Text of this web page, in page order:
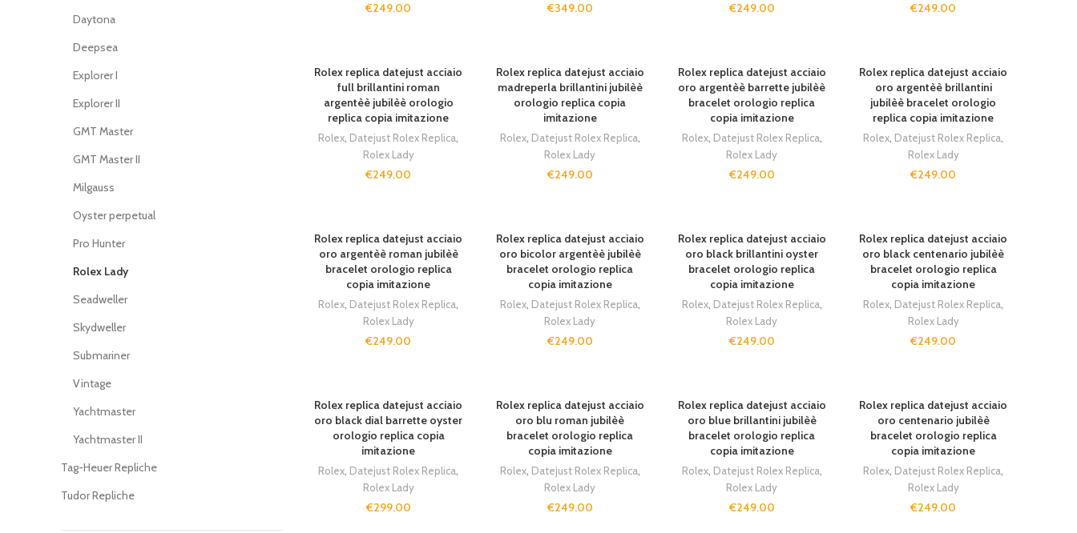
Daytona
Deepsea
Explorer I
Explorer II
GMT Master
GMT Master II
Milgauss
Oyster perpetual
Pro Hunter
Rolex Lady
Seadweller
Skydweller
Submariner
Vintage
Yachtmaster
Yachtmaster II
Tag-Heuer Repliche
Tudor Repliche
€249.00 €349.00 €249.00 €249.00
Rolex replica datejust acciaio
full brillantini roman
argentèè jubilèè orologio
replica copia imitazione
Rolex, Datejust Rolex Replica,
Rolex Lady
€249.00
Rolex replica datejust acciaio
madreperla brillantini jubilèè
orologio replica copia
imitazione
Rolex, Datejust Rolex Replica,
Rolex Lady
€249.00
Rolex replica datejust acciaio
oro argentèè barrette jubilèè
bracelet orologio replica
copia imitazione
Rolex, Datejust Rolex Replica,
Rolex Lady
€249.00
Rolex replica datejust acciaio
oro argentèè brillantini
jubilèè bracelet orologio
replica copia imitazione
Rolex, Datejust Rolex Replica,
Rolex Lady
€249.00
Rolex replica datejust acciaio
oro argentèè roman jubilèè
bracelet orologio replica
copia imitazione
Rolex, Datejust Rolex Replica,
Rolex Lady
€249.00
Rolex replica datejust acciaio
oro bicolor argentèè jubilèè
bracelet orologio replica
copia imitazione
Rolex, Datejust Rolex Replica,
Rolex Lady
€249.00
Rolex replica datejust acciaio
oro black brillantini oyster
bracelet orologio replica
copia imitazione
Rolex, Datejust Rolex Replica,
Rolex Lady
€249.00
Rolex replica datejust acciaio
oro black centenario jubilèè
bracelet orologio replica
copia imitazione
Rolex, Datejust Rolex Replica,
Rolex Lady
€249.00
Rolex replica datejust acciaio
oro black dial barrette oyster
orologio replica copia
imitazione
Rolex, Datejust Rolex Replica,
Rolex Lady
€299.00
Rolex replica datejust acciaio
oro blu roman jubilèè
bracelet orologio replica
copia imitazione
Rolex, Datejust Rolex Replica,
Rolex Lady
€249.00
Rolex replica datejust acciaio
oro blue brillantini jubilèè
bracelet orologio replica
copia imitazione
Rolex, Datejust Rolex Replica,
Rolex Lady
€249.00
Rolex replica datejust acciaio
oro centenario jubilèè
bracelet orologio replica
copia imitazione
Rolex, Datejust Rolex Replica,
Rolex Lady
€249.00